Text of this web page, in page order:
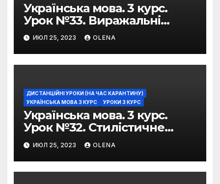
Українська мова. 3 курс.
Урок №33. Виражальні
можливості фразеологізмів
ИЮЛ 25, 2023 OLENA
ДИСТАНЦІЙНІ УРОКИ (НА ЧАС КАРАНТИНУ)
УКРАЇНСЬКА МОВА 3 КУРС
УРОКИ 3 КУРС
Українська мова. 3 курс.
Урок №32. Стилістичне
забарвлення
фразеологізмів
ИЮЛ 25, 2023 OLENA